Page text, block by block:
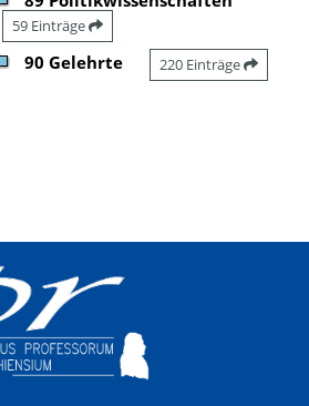
59 Einträge
90 Gelehrte 220 Einträge